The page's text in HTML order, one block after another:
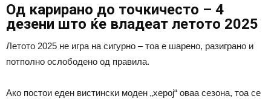
Од карирано до точкичесто – 4
дезени што ќе владеат летото 2025
Летото 2025 не игра на сигурно – тоа е шарено, разиграно и
потполно ослободено од правила.
Ако постои еден вистински моден „херој“ оваа сезона, тоа се